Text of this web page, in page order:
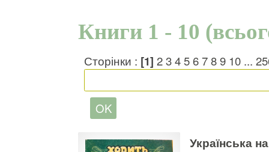
Книги 1 - 10
Сторінки : [1] 23456789 10 ...
Українська